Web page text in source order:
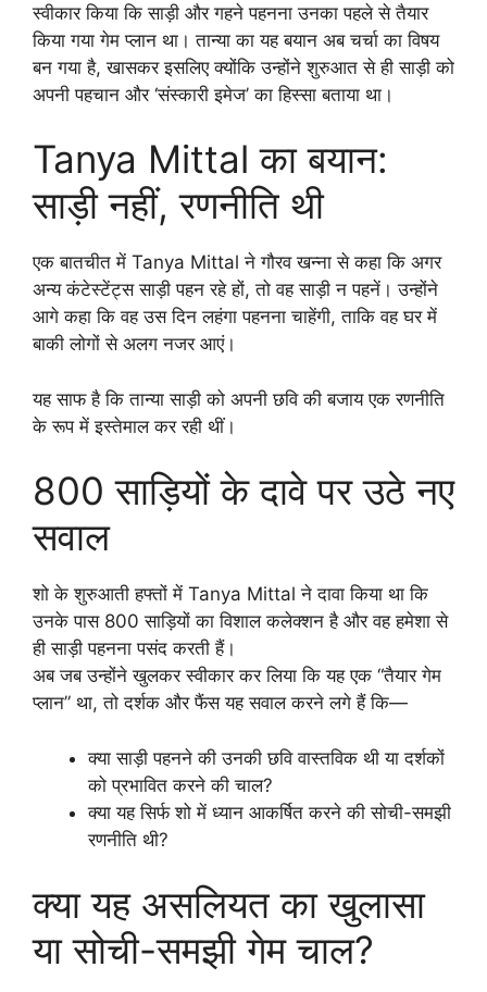
स्वीकार किया कि साड़ी और गहने पहनना उनका पहले से तैयार
किया गया गेम प्लान था। तान्या का यह बयान अब चर्चा का विषय
बन गया है, खासकर इसलिए क्योंकि उन्होंने शुरुआत से ही साड़ी को
अपनी पहचान और ‘संस्कारी इमेज’ का हिस्सा बताया था।
Tanya Mittal का बयान:
साड़ी नहीं, रणनीति थी
एक बातचीत में Tanya Mittal ने गौरव खन्ना से कहा कि अगर
अन्य कंटेस्टेंट्स साड़ी पहन रहे हों, तो वह साड़ी न पहनें। उन्होंने
आगे कहा कि वह उस दिन लहंगा पहनना चाहेंगी, ताकि वह घर में
बाकी लोगों से अलग नजर आएं।
यह साफ है कि तान्या साड़ी को अपनी छवि की बजाय एक रणनीति
के रूप में इस्तेमाल कर रही थीं।
800 साड़ियों के दावे पर उठे नए
सवाल
शो के शुरुआती हफ्तों में Tanya Mittal ने दावा किया था कि
उनके पास 800 साड़ियों का विशाल कलेक्शन है और वह हमेशा से
ही साड़ी पहनना पसंद करती हैं।
अब जब उन्होंने खुलकर स्वीकार कर लिया कि यह एक “तैयार गेम
प्लान” था, तो दर्शक और फैंस यह सवाल करने लगे हैं कि—
क्या साड़ी पहनने की उनकी छवि वास्तविक थी या दर्शकों
को प्रभावित करने की चाल?
क्या यह सिर्फ शो में ध्यान आकर्षित करने की सोची-समझी
रणनीति थी?
क्या यह असलियत का खुलासा
या सोची-समझी गेम चाल?